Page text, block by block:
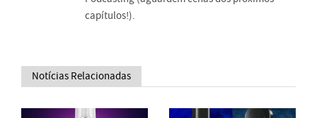
capítulos!).
Notícias Relacionadas